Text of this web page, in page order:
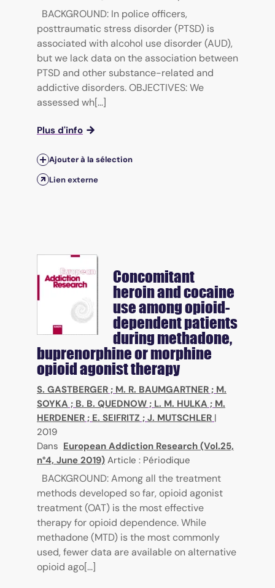
BACKGROUND: In police officers,
posttraumatic stress disorder (PTSD) is
associated with alcohol use disorder (AUD),
but we lack data on the association between
PTSD and other substance-related and
addictive disorders. OBJECTIVES: We
assessed wh[...]
Plus d'info
Ajouter à la sélection
Lien externe
Concomitant
heroin and cocaine
use among opioid-
dependent patients
during methadone,
buprenorphine or morphine
opioid agonist therapy
S. GASTBERGER ; M. R. BAUMGARTNER ; M.
SOYKA ; B. B. QUEDNOW ; L. M. HULKA ; M.
HERDENER ; E. SEIFRITZ ; J. MUTSCHLER |
2019
Dans European Addiction Research (Vol.25,
n°4, June 2019) Article : Périodique
BACKGROUND: Among all the treatment
methods developed so far, opioid agonist
treatment (OAT) is the most effective
therapy for opioid dependence. While
methadone (MTD) is the most commonly
used, fewer data are available on alternative
opioid ago[...]